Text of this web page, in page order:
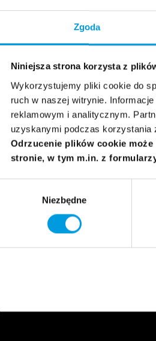
Zgoda
Niniejsza strona korzysta z
Wykorzystujemy pliki cookie do
ruch w naszej witrynie.
reklamowym i analitycznym.
uzyskanymi podczas korzystania
Odrzucenie plików cookie
stronie, w tym m.in. z
Niezbędne